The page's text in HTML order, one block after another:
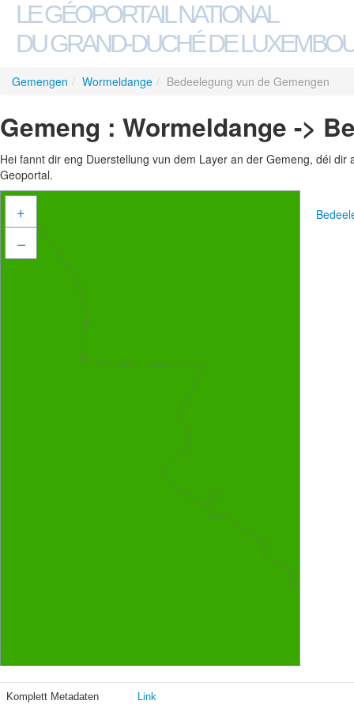
LE GÉOPORTAIL NATIONAL
DU GRAND-DUCHÉ DE
Gemengen / Wormeldange / Bedeelegung vun de Gemengen
Gemeng : Wormeldange ->
Hei fannt dir eng Duerstellung vun dem Layer an der Gemeng, déi
Geoportal.
+
–
Komplett Metadaten Link